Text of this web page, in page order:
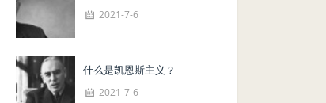
2021-7-6
什么是凯恩斯主义？
2021-7-6